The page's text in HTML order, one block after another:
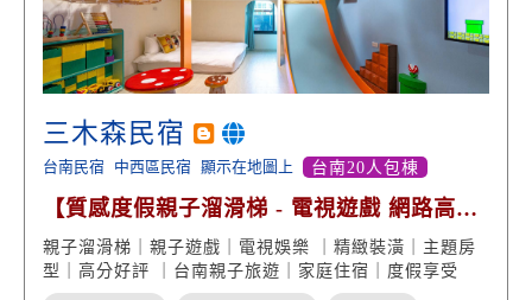
三木森民宿
台南民宿 中西區民宿 顯示在地圖上 台南20人包棟
【質感度假親子溜滑梯 - 電視遊戲 網路高分
好評】
親子溜滑梯｜親子遊戲｜電視娛樂 ｜精緻裝潢｜主題房
型｜高分好評 ｜台南親子旅遊｜家庭住宿｜度假享受